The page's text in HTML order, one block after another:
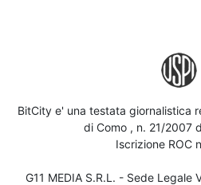
BitCity e' una testata giornalistica
di Como , n. 21/2007
Iscrizione ROC
G11 MEDIA S.R.L. - Sede Legale